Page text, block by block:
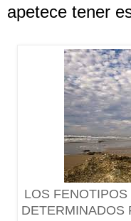
apetece tener
LOS
DETERMINADOS